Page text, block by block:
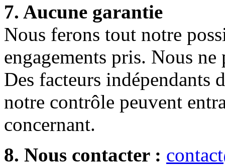
7. Aucune garantie
Nous ferons tout notre
engagements pris. Nous
Des facteurs indépendants
notre contrôle peuvent
concernant.
8. Nous contacter :